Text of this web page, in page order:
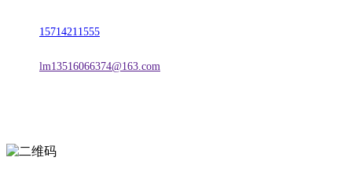
15714211555
lm13516066374@163.com